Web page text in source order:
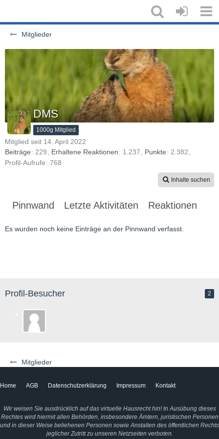
Mitglieder
Mitglieder
DMS
1000g Mitglied
Mitglied seit 14. April 2022
Beiträge
229 Erhaltene Reaktionen 1.237 Punkte
2.382
Profil-Aufrufe
768
Inhalte suchen
Pinnwand Letzte Aktivitäten Reaktionen
Es wurden noch keine Einträge an der Pinnwand verfasst.
Profil-Besucher 2
Home AGB Datenschutzerklärung Impressum Kontakt
Wir weisen Sie ausdrücklich auf das virtuelle Hausrecht hin! In Ausübung dieses
Rechtes wird hiermit allen Behörden, insbesondere Ämtern, juristischen Personen
und in dieser Weise beliehenen Personen sowie Anstalten des öffentlichen Rechts
jeglicher Zutritt zu unseren Netzseiten verboten.